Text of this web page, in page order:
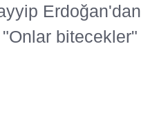
Erdoğan'dan
bitecekler"